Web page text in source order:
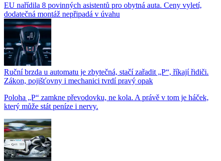
EU nařídila 8 povinných asistentů pro obytná auta. Ceny vyletí,
dodatečná montáž nepřipadá v úvahu
Ruční brzda u automatu je zbytečná, stačí zařadit „P“, říkají řidiči.
Zákon, pojišťovny i mechanici tvrdí pravý opak
Poloha „P“ zamkne převodovku, ne kola. A právě v tom je háček,
který může stát peníze i nervy.